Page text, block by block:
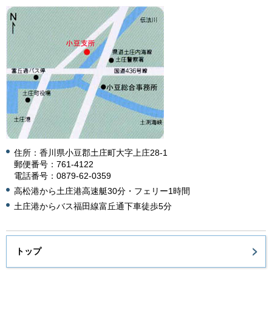
住所：香川県小豆郡土庄町大字上庄28-1
郵便番号：761-4122
電話番号：0879-62-0359
高松港から土庄港高速艇30分・フェリー1時間
土庄港からバス福田線富丘通下車徒歩5分
トップ